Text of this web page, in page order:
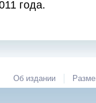
года.
Об издании |